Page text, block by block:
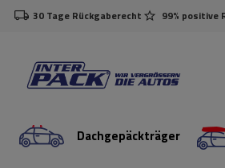
30 Tage Rückgaberecht 99% positive
Dachgepäckträger